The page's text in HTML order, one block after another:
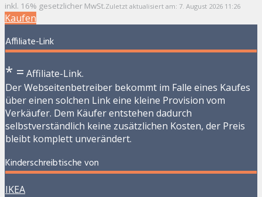
inkl. 16% gesetzlicher MwSt.Zuletzt aktualisiert am: 7. August 2026 11:26
Kaufen
Affiliate-Link
* = Affiliate-Link.
Der Webseitenbetreiber bekommt im Falle eines Kaufes
über einen solchen Link eine kleine Provision vom
Verkäufer. Dem Käufer entstehen dadurch
selbstverständlich keine zusätzlichen Kosten, der Preis
bleibt komplett unverändert.
Kinderschreibtische von
IKEA